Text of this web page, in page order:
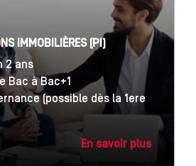
IMMOBILIÈRES (PI)
2 ans
Bac à Bac+1
(possible dès la 1ere
En savoir plus